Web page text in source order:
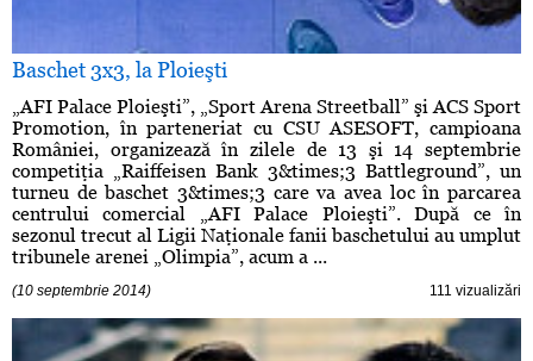
Baschet 3x3, la Ploieşti
„AFI Palace Ploieşti”, „Sport Arena Streetball” şi ACS Sport
Promotion, în parteneriat cu CSU ASESOFT, campioana
României, organizează în zilele de 13 şi 14 septembrie
competiţia „Raiffeisen Bank 3&times;3 Battleground”, un
turneu de baschet 3&times;3 care va avea loc în parcarea
centrului comercial „AFI Palace Ploieşti”. După ce în
sezonul trecut al Ligii Naţionale fanii baschetului au umplut
tribunele arenei „Olimpia”, acum a ...
(10 septembrie 2014) 111 vizualizări